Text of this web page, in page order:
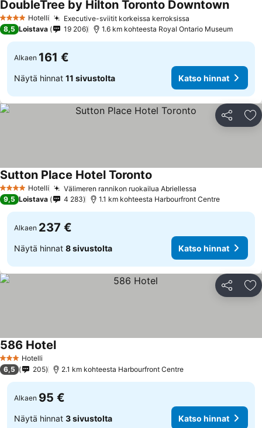
4 Tähtiluokitus
Hotelli Executive-sviitit korkeissa kerroksissa
DoubleTree by Hilton Toronto Downtown
8,5 Loistava 19 206 1.6 km kohteesta Royal Ontario Museum
Alkaen 161 €
Näytä hinnat 11 sivustolta Katso hinnat
Jaa
4 Tähtiluokitus
Hotelli Välimeren rannikon ruokailua Abriellessa
Sutton Place Hotel Toronto
9,5 Loistava 4 283 1.1 km kohteesta Harbourfront Centre
Alkaen 237 €
Näytä hinnat 8 sivustolta Katso hinnat
Jaa
3 Tähtiluokitus
Hotelli
586 Hotel
6,5 205 2.1 km kohteesta Harbourfront Centre
Alkaen 95 €
Näytä hinnat 3 sivustolta Katso hinnat